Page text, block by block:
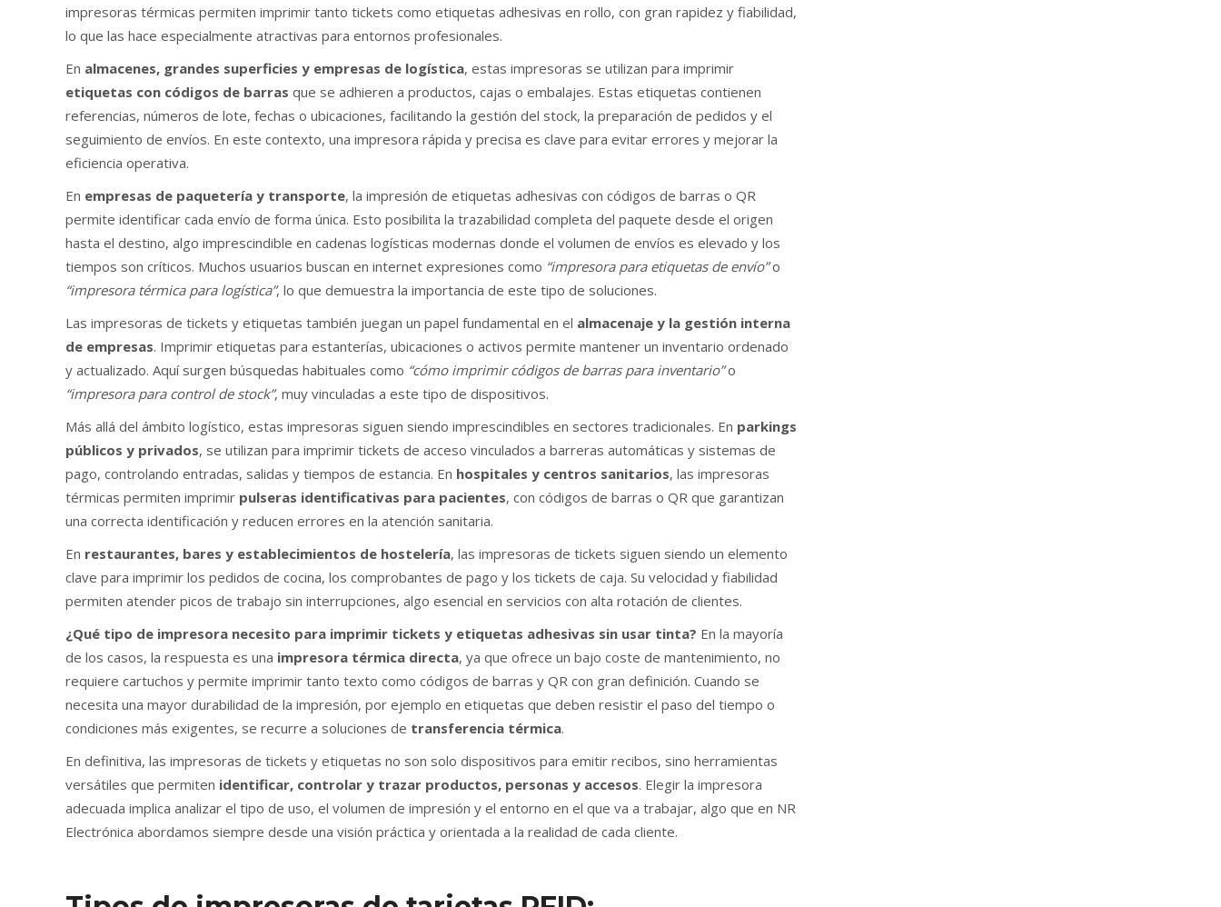
impresoras térmicas permiten imprimir tanto tickets como etiquetas adhesivas en rollo, con gran rapidez y fiabilidad,
lo que las hace especialmente atractivas para entornos profesionales.
En almacenes, grandes superficies y empresas de logística, estas impresoras se utilizan para imprimir
etiquetas con códigos de barras que se adhieren a productos, cajas o embalajes. Estas etiquetas contienen
referencias, números de lote, fechas o ubicaciones, facilitando la gestión del stock, la preparación de pedidos y el
seguimiento de envíos. En este contexto, una impresora rápida y precisa es clave para evitar errores y mejorar la
eficiencia operativa.
En empresas de paquetería y transporte, la impresión de etiquetas adhesivas con códigos de barras o QR
permite identificar cada envío de forma única. Esto posibilita la trazabilidad completa del paquete desde el origen
hasta el destino, algo imprescindible en cadenas logísticas modernas donde el volumen de envíos es elevado y los
tiempos son críticos. Muchos usuarios buscan en internet expresiones como “impresora para etiquetas de envío”o
“impresora térmica para logística”, lo que demuestra la importancia de este tipo de soluciones.
Las impresoras de tickets y etiquetas también juegan un papel fundamental en el almacenaje y la gestión interna
de empresas. Imprimir etiquetas para estanterías, ubicaciones o activos permite mantener un inventario ordenado
y actualizado. Aquí surgen búsquedas habituales como “cómo imprimir códigos de barras para inventario”o
“impresora para control de stock”, muy vinculadas a este tipo de dispositivos.
Más allá del ámbito logístico, estas impresoras siguen siendo imprescindibles en sectores tradicionales. En parkings
públicos y privados, se utilizan para imprimir tickets de acceso vinculados a barreras automáticas y sistemas de
pago, controlando entradas, salidas y tiempos de estancia. En hospitales y centros sanitarios, las impresoras
térmicas permiten imprimir pulseras identificativas para pacientes, con códigos de barras o QR que garantizan
una correcta identificación y reducen errores en la atención sanitaria.
En restaurantes, bares y establecimientos de hostelería, las impresoras de tickets siguen siendo un elemento
clave para imprimir los pedidos de cocina, los comprobantes de pago y los tickets de caja. Su velocidad y fiabilidad
permiten atender picos de trabajo sin interrupciones, algo esencial en servicios con alta rotación de clientes.
¿Qué tipo de impresora necesito para imprimir tickets y etiquetas adhesivas sin usar tinta? En la mayoría
de los casos, la respuesta es una impresora térmica directa, ya que ofrece un bajo coste de mantenimiento, no
requiere cartuchos y permite imprimir tanto texto como códigos de barras y QR con gran definición. Cuando se
necesita una mayor durabilidad de la impresión, por ejemplo en etiquetas que deben resistir el paso del tiempo o
condiciones más exigentes, se recurre a soluciones de transferencia térmica.
En definitiva, las impresoras de tickets y etiquetas no son solo dispositivos para emitir recibos, sino herramientas
versátiles que permiten identificar, controlar y trazar productos, personas y accesos. Elegir la impresora
adecuada implica analizar el tipo de uso, el volumen de impresión y el entorno en el que va a trabajar, algo que en NR
Electrónica abordamos siempre desde una visión práctica y orientada a la realidad de cada cliente.